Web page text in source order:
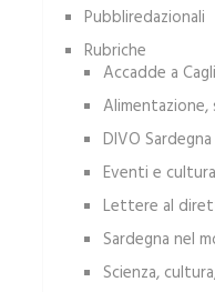
Pubbliredazionali
Rubriche
Accadde a
DIVO Sardegna
Eventi e cultura
Lettere al
Sardegna nel
Scienza,